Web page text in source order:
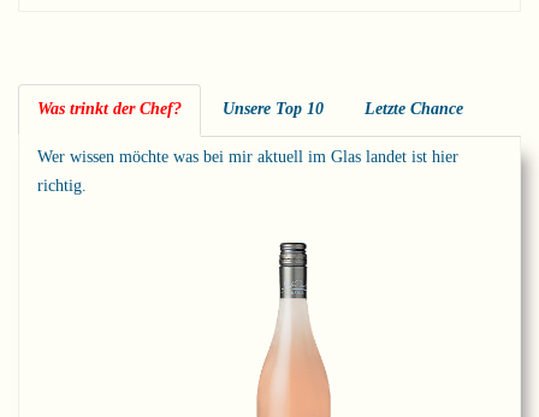
Was trinkt der Chef? Unsere Top 10 Letzte Chance
Wer wissen möchte was bei mir aktuell im Glas landet ist hier
richtig.